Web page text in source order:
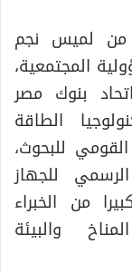
من لميس نجم
المجتمعية،
بنوك مصر
الطاقة
القومي للبحوث،
للجهاز
من الخبراء
والبيئة